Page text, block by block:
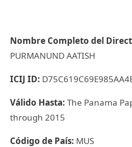
Nombre Completo del
PURMANUND AATISH
ICIJ ID:
Válido Hasta: The Panama
through 2015
Código de País: MUS